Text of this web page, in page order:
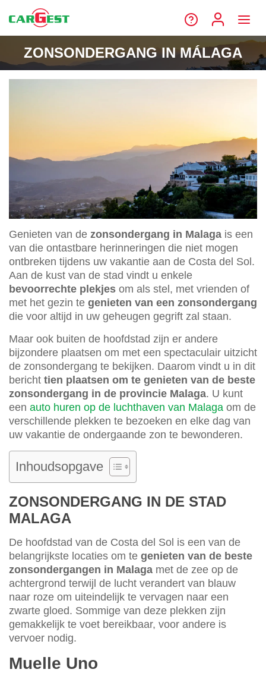
ZONSONDERGANG IN MÁLAGA
Genieten van de zonsondergang in Malaga is een
van die ontastbare herinneringen die niet mogen
ontbreken tijdens uw vakantie aan de Costa del Sol.
Aan de kust van de stad vindt u enkele
bevoorrechte plekjes om als stel, met vrienden of
met het gezin te genieten van een zonsondergang
die voor altijd in uw geheugen gegrift zal staan.
Maar ook buiten de hoofdstad zijn er andere
bijzondere plaatsen om met een spectaculair uitzicht
de zonsondergang te bekijken. Daarom vindt u in dit
bericht tien plaatsen om te genieten van de beste
zonsondergang in de provincie Malaga. U kunt
een auto huren op de luchthaven van Malaga om de
verschillende plekken te bezoeken en elke dag van
uw vakantie de ondergaande zon te bewonderen.
Inhoudsopgave
ZONSONDERGANG IN DE STAD
MALAGA
De hoofdstad van de Costa del Sol is een van de
belangrijkste locaties om te genieten van de beste
zonsondergangen in Malaga met de zee op de
achtergrond terwijl de lucht verandert van blauw
naar roze om uiteindelijk te vervagen naar een
zwarte gloed. Sommige van deze plekken zijn
gemakkelijk te voet bereikbaar, voor andere is
vervoer nodig.
Muelle Uno